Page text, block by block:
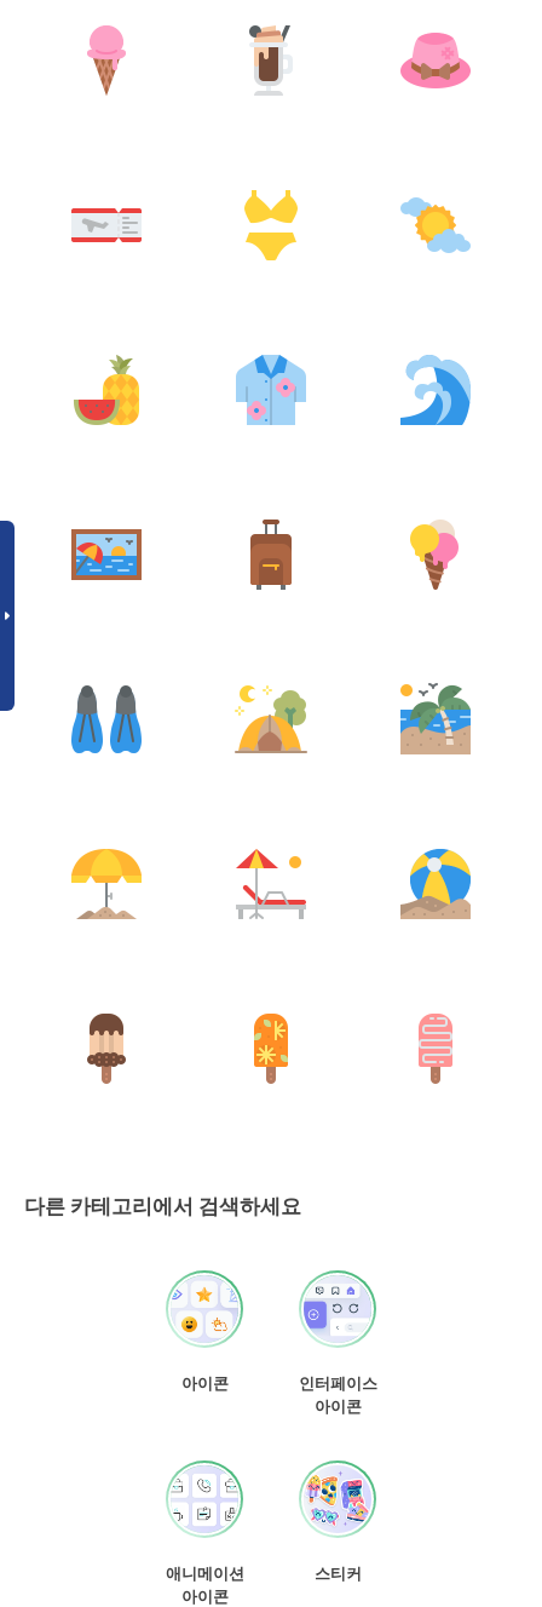
다른 카테고리에서 검색하세요
아이콘
인터페이스
아이콘
애니메이션
아이콘
스티커